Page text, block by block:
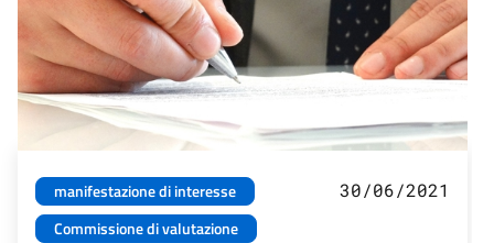
manifestazione di interesse
Commissione di valutazione
30/06/2021